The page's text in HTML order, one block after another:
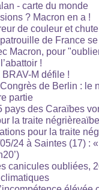
- carte du monde
? Macron en a !
de couleur et
de France
Macron, pour
!
M défile !
de Berlin : le
partie
pays des Caraïbes
la traite
pour la traite
24 à Saintes (17) :
canicules oubliées,